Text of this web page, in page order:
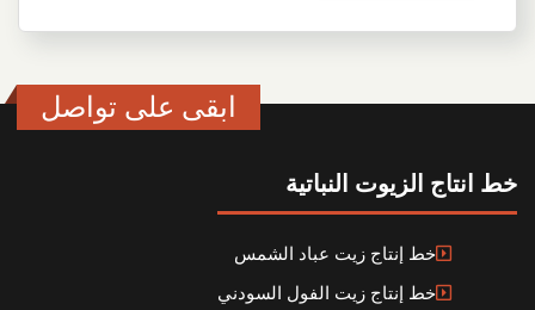
ابقى على تواصل
خط انتاج الزيوت النباتية
خط إنتاج زيت عباد الشمس
خط إنتاج زيت الفول السودني